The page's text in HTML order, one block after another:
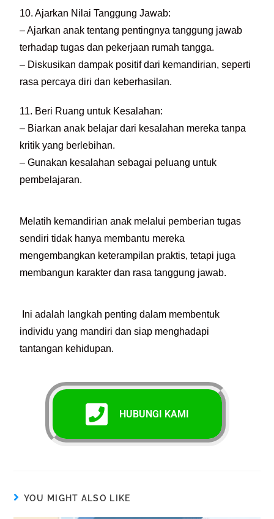
10. Ajarkan Nilai Tanggung Jawab:
– Ajarkan anak tentang pentingnya tanggung jawab
terhadap tugas dan pekerjaan rumah tangga.
– Diskusikan dampak positif dari kemandirian, seperti
rasa percaya diri dan keberhasilan.
11. Beri Ruang untuk Kesalahan:
– Biarkan anak belajar dari kesalahan mereka tanpa
kritik yang berlebihan.
– Gunakan kesalahan sebagai peluang untuk
pembelajaran.
Melatih kemandirian anak melalui pemberian tugas
sendiri tidak hanya membantu mereka
mengembangkan keterampilan praktis, tetapi juga
membangun karakter dan rasa tanggung jawab.
Ini adalah langkah penting dalam membentuk
individu yang mandiri dan siap menghadapi
tantangan kehidupan.
HUBUNGI KAMI
YOU MIGHT ALSO LIKE